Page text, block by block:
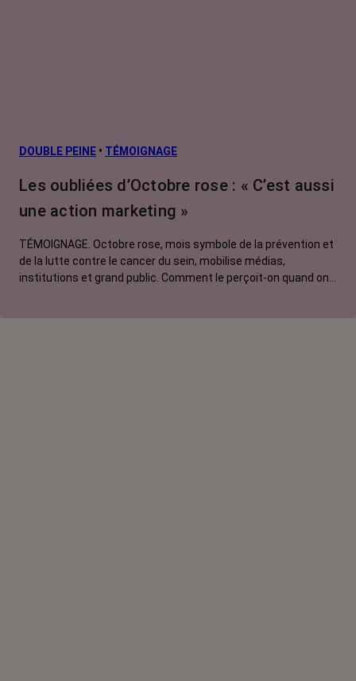
L’après cancer
Traitements
contre le cancer
DOUBLE PEINE • TÉMOIGNAGE
Les oubliées d’Octobre rose : « C’est aussi
une action marketing »
TÉMOIGNAGE. Octobre rose, mois symbole de la prévention et
de la lutte contre le cancer du sein, mobilise médias,
institutions et grand public. Comment le perçoit-on quand on